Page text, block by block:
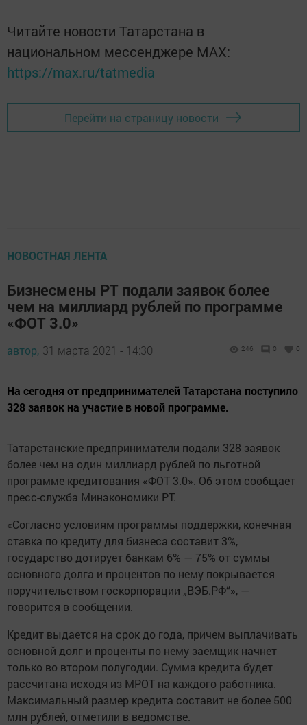
Читайте новости Татарстана в
национальном мессенджере MАХ:
https://max.ru/tatmedia
Перейти на страницу новости
НОВОСТНАЯ ЛЕНТА
Бизнесмены РТ подали заявок более
чем на миллиард рублей по программе
«ФОТ 3.0»
автор, 31 марта 2021 - 14:30 246 0 0
На сегодня от предпринимателей Татарстана поступило
328 заявок на участие в новой программе.
Татарстанские предприниматели подали 328 заявок
более чем на один миллиард рублей по льготной
программе кредитования «ФОТ 3.0». Об этом сообщает
пресс-служба Минэкономики РТ.
«Согласно условиям программы поддержки, конечная
ставка по кредиту для бизнеса составит 3%,
государство дотирует банкам 6% — 75% от суммы
основного долга и процентов по нему покрывается
поручительством госкорпорации „ВЭБ.РФ“», —
говорится в сообщении.
Кредит выдается на срок до года, причем выплачивать
основной долг и проценты по нему заемщик начнет
только во втором полугодии. Сумма кредита будет
рассчитана исходя из МРОТ на каждого работника.
Максимальный размер кредита составит не более 500
млн рублей, отметили в ведомстве.